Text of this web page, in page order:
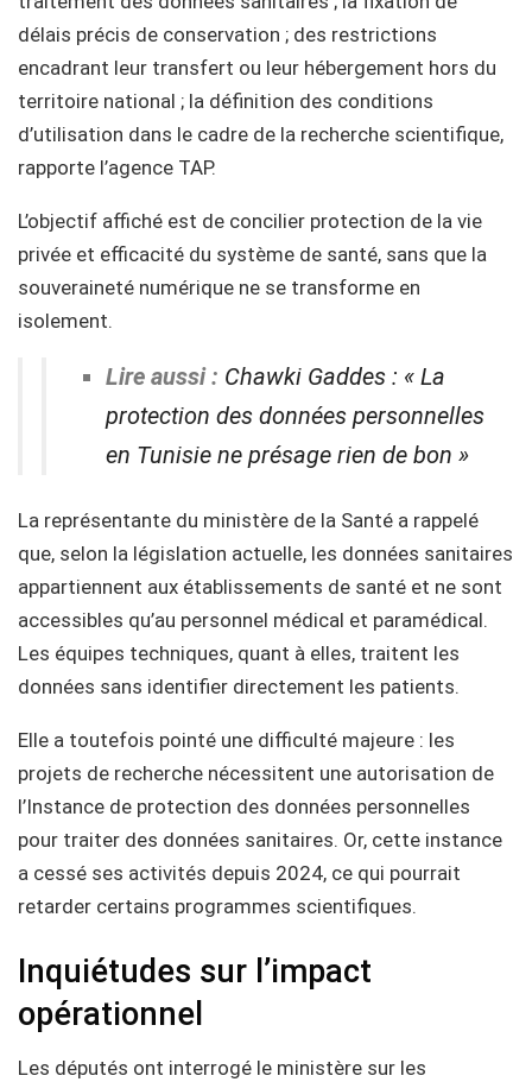
délais précis de conservation ; des restrictions
encadrant leur transfert ou leur hébergement hors du
territoire national ; la définition des conditions
d’utilisation dans le cadre de la recherche scientifique,
rapporte l’agence TAP.
L’objectif affiché est de concilier protection de la vie
privée et efficacité du système de santé, sans que la
souveraineté numérique ne se transforme en
isolement.
Lire aussi : Chawki Gaddes : « La
protection des données personnelles
en Tunisie ne présage rien de bon »
La représentante du ministère de la Santé a rappelé
que, selon la législation actuelle, les données sanitaires
appartiennent aux établissements de santé et ne sont
accessibles qu’au personnel médical et paramédical.
Les équipes techniques, quant à elles, traitent les
données sans identifier directement les patients.
Elle a toutefois pointé une difficulté majeure : les
projets de recherche nécessitent une autorisation de
l’Instance de protection des données personnelles
pour traiter des données sanitaires. Or, cette instance
a cessé ses activités depuis 2024, ce qui pourrait
retarder certains programmes scientifiques.
Inquiétudes sur l’impact
opérationnel
Les députés ont interrogé le ministère sur les